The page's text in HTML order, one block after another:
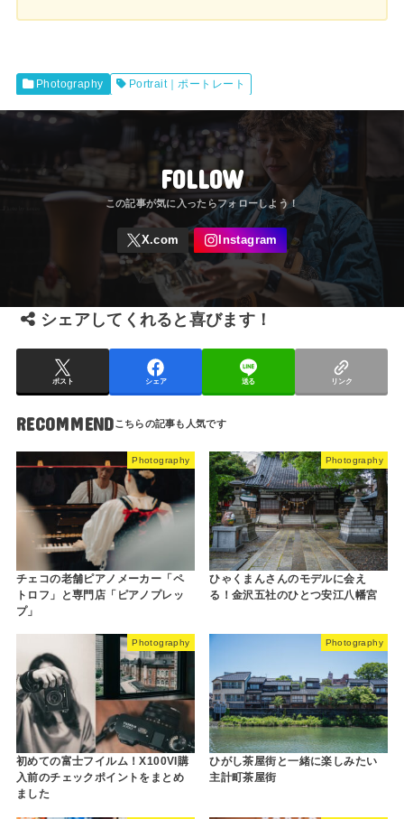
Photography Portrait｜ポートレート
FOLLOW
シェアしてくれると喜びます！
ポスト シェア 送る リンク
RECOMMEND
Photography
チェコの老舗ピアノメーカー「ペ
トロフ」と専門店「ピアノプレッ
プ」
Photography
ひゃくまんさんのモデルに会え
る！金沢五社のひとつ安江八幡宮
Photography
初めての富士フイルム！X100VI購
入前のチェックポイントをまとめ
ました
Photography
ひがし茶屋街と一緒に楽しみたい
主計町茶屋街